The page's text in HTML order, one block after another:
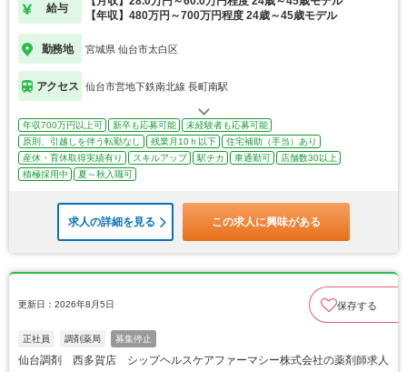
給与
【年収】480万円～700万円程度 24歳～45歳モデル
勤務地 宮城県 仙台市太白区
アクセス 仙台市営地下鉄南北線 長町南駅
年収700万円以上可 新卒も応募可能
未経験者も応募可能
原則、引越しを伴う転勤なし
残業月10ｈ以下
住宅補助（手当）あり
産休・育休取得実績有り
スキルアップ 駅チカ 車通勤可
店舗数30以上
積極採用中
夏～秋入職可
求人の詳細を見る この求人に興味がある
更新日：2026年8月5日 保存する
正社員 調剤薬局 募集停止
仙台調剤 西多賀店 シップヘルスケアファーマシー株式会社の薬剤師求人